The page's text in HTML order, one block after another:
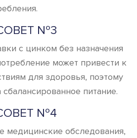
№3
с цинком без назначения
может привести к
для здоровья, поэтому
питание.
№4
медицинские обследования,